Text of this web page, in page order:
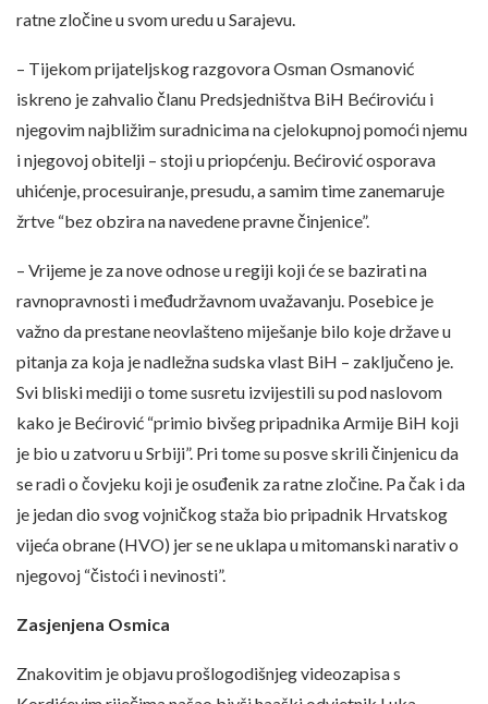
ratne zločine u svom uredu u Sarajevu.
– Tijekom prijateljskog razgovora Osman Osmanović
iskreno je zahvalio članu Predsjedništva BiH Bećiroviću i
njegovim najbližim suradnicima na cjelokupnoj pomoći njemu
i njegovoj obitelji – stoji u priopćenju. Bećirović osporava
uhićenje, procesuiranje, presudu, a samim time zanemaruje
žrtve “bez obzira na navedene pravne činjenice”.
– Vrijeme je za nove odnose u regiji koji će se bazirati na
ravnopravnosti i međudržavnom uvažavanju. Posebice je
važno da prestane neovlašteno miješanje bilo koje države u
pitanja za koja je nadležna sudska vlast BiH – zaključeno je.
Svi bliski mediji o tome susretu izvijestili su pod naslovom
kako je Bećirović “primio bivšeg pripadnika Armije BiH koji
je bio u zatvoru u Srbiji”. Pri tome su posve skrili činjenicu da
se radi o čovjeku koji je osuđenik za ratne zločine. Pa čak i da
je jedan dio svog vojničkog staža bio pripadnik Hrvatskog
vijeća obrane (HVO) jer se ne uklapa u mitomanski narativ o
njegovoj “čistoći i nevinosti”.
Zasjenjena Osmica
Znakovitim je objavu prošlogodišnjeg videozapisa s